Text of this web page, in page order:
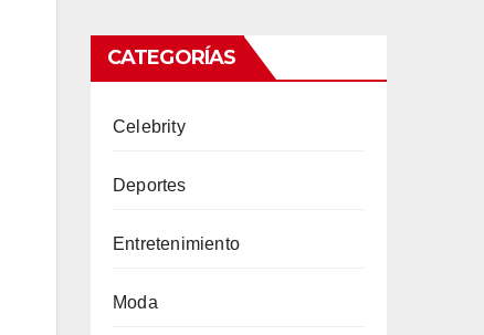
CATEGORÍAS
Celebrity
Deportes
Entretenimiento
Moda